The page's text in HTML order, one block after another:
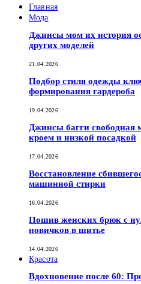
Главная
Мода
Джинсы мом их история
других моделей
21.04.2026
Подбор стиля одежды
формирования гардероба
19.04.2026
Джинсы багги свободная
кроем и низкой посадкой
17.04.2026
Восстановление
машинной стирки
16.04.2026
Пошив женских брюк с
новичков в шитье
14.04.2026
Красота
Вдохновение после 60: